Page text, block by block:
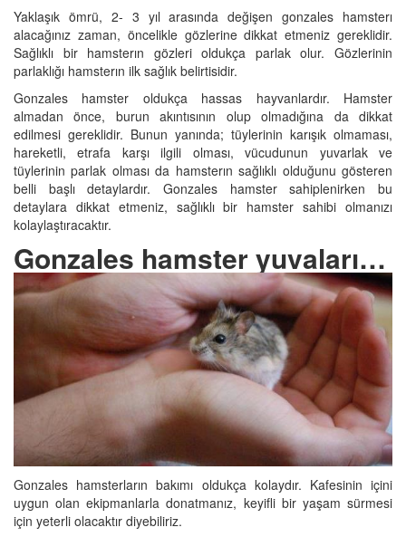
Yaklaşık ömrü, 2- 3 yıl arasında değişen gonzales hamsterı
alacağınız zaman, öncelikle gözlerine dikkat etmeniz gereklidir.
Sağlıklı bir hamsterın gözleri oldukça parlak olur. Gözlerinin
parlaklığı hamsterın ilk sağlık belirtisidir.
Gonzales hamster oldukça hassas hayvanlardır. Hamster
almadan önce, burun akıntısının olup olmadığına da dikkat
edilmesi gereklidir. Bunun yanında; tüylerinin karışık olmaması,
hareketli, etrafa karşı ilgili olması, vücudunun yuvarlak ve
tüylerinin parlak olması da hamsterın sağlıklı olduğunu gösteren
belli başlı detaylardır. Gonzales hamster sahiplenirken bu
detaylara dikkat etmeniz, sağlıklı bir hamster sahibi olmanızı
kolaylaştıracaktır.
Gonzales hamster yuvaları…
Gonzales hamsterların bakımı oldukça kolaydır. Kafesinin içini
uygun olan ekipmanlarla donatmanız, keyifli bir yaşam sürmesi
için yeterli olacaktır diyebiliriz.